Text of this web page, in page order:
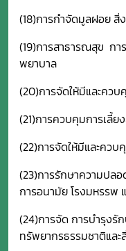
(18)การกำจัดมูลฝอย สิ่
(19)การสาธารณสุข กา
พยาบาล
(20)การจัดให้มีและคว
(21)การควบคุมการเลี้ย
(22)การจัดให้มีและควบ
(23)การรักษาความปลอ
การอนามัย โรงมหรรพ
(24)การจัด การบำรุงรั
ทรัพยากรธรรมชาติแล